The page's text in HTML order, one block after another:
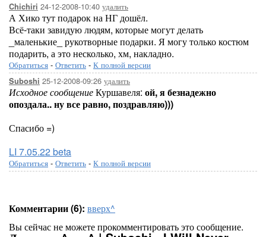
Chichiri 24-12-2008-10:40 удалить
А Хико тут подарок на НГ дошёл.
Всё-таки завидую людям, которые могут делать
_маленькие_ рукотворные подарки. Я могу только костюм
подарить, а это несколько, хм, накладно.
Обратиться - Ответить - К полной версии
Suboshi 25-12-2008-09:26 удалить
Исходное сообщениеКуршавеля: ой, я безнадежно
опоздала.. ну все равно, поздравляю)))
Спасибо =)
LI 7.05.22 beta
Обратиться - Ответить - К полной версии
Комментарии (6): вверх^
Вы сейчас не можете прокомментировать это сообщение.